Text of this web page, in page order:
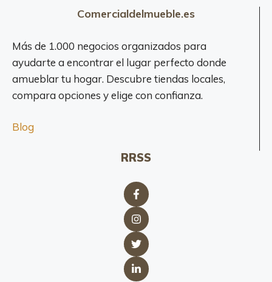
Comercialdelmueble.es
Más de 1.000 negocios organizados para
ayudarte a encontrar el lugar perfecto donde
amueblar tu hogar. Descubre tiendas locales,
compara opciones y elige con confianza.
Blog
RRSS